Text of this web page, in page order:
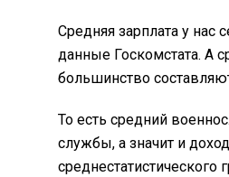
Средняя зарплата у нас
данные Госкомстата. А
большинство
То есть средний
службы, а значит и
среднестатистического